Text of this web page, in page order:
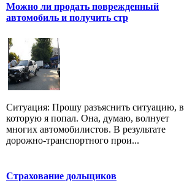
Можно ли продать поврежденный
автомобиль и получить стр
Ситуация: Прошу разъяснить ситуацию, в
которую я попал. Она, думаю, волнует
многих автомобилистов. В результате
дорожно-транспортного прои...
Страхование дольщиков